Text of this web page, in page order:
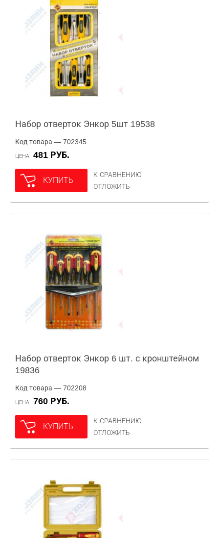
Набор отверток Энкор 5шт 19538
Код товара — 702345
ЦЕНА 481 РУБ.
КУПИТЬ
К СРАВНЕНИЮ
ОТЛОЖИТЬ
Набор отверток Энкор 6 шт. с кронштейном
19836
Код товара — 702208
ЦЕНА 760 РУБ.
КУПИТЬ
К СРАВНЕНИЮ
ОТЛОЖИТЬ